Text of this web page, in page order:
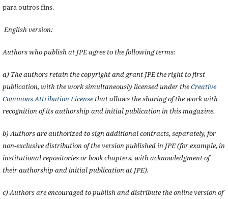
para outros fins.
English version:
Authors who publish at JPE agree to the following terms:
a) The authors retain the copyright and grant JPE the right to first
publication, with the work simultaneously licensed under theCreative
Commons Attribution Licensethat allows the sharing of the work with
recognition of its authorship and initial publication in this magazine.
b) Authors are authorized to sign additional contracts, separately, for
non-exclusive distribution of the version published in JPE (for example, in
institutional repositories or book chapters, with acknowledgment of
their authorship and initial publication at JPE).
c) Authors are encouraged to publish and distribute the online version of